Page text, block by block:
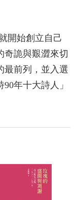
開始創立自己
奇詭與艱澀來切
最前列，並入選
年十大詩人」